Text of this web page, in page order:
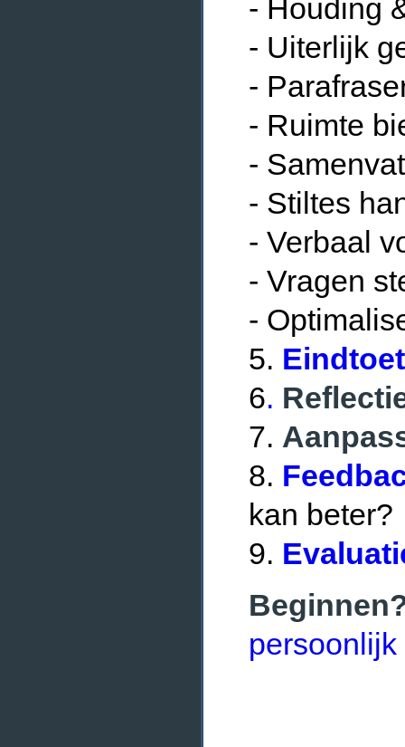
- Houding
- Uiterlijk
-
- Ruimte
-
- Stiltes
- Verbaal
- Vragen
-
5.
6.
7.
8.
kan beter?
9.